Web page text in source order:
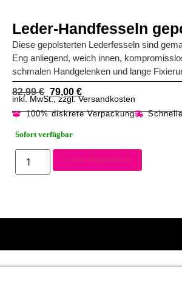
Leder-Handfesseln
Diese gepolsterten Lederfesseln sind
Eng anliegend, weich innen,
schmalen Handgelenken und lange
82,99€ 79,00 €
inkl. MwSt., zzgl. Versandkosten
100% diskrete Verpackung
Sofort verfügbar
In den Warenkorb